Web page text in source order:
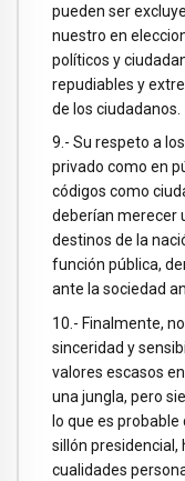
pueden ser
nuestro en
políticos y
repudiables y
de los ciudadanos.
9.- Su respeto a
privado como en
códigos como
deberían merecer
destinos de la
función pública,
ante la sociedad
10.- Finalmente,
sinceridad y
valores escasos
una jungla, pero
lo que es
sillón presidencial,
cualidades